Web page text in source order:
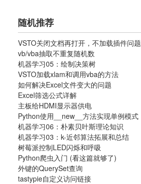
随机推荐
VSTO关闭文档再打开，不加载插件问题
vb/vba抽取不重复随机数
机器学习05：绘制决策树
VSTO加载xlam和调用vba的方法
如何解决Excel文件变大的问题
Excel筛选公式详解
主板给HDMI显示器供电
Python使用__new__方法实现单例模式
机器学习06：朴素贝叶斯理论知识
机器学习03：k-近邻算法拓展和总结
树莓派控制LED闪烁和呼吸
Python爬虫入门 (看这篇就够了)
外键的QuerySet查询
tastypie自定义访问链接